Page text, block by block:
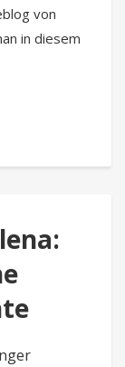
von
in diesem